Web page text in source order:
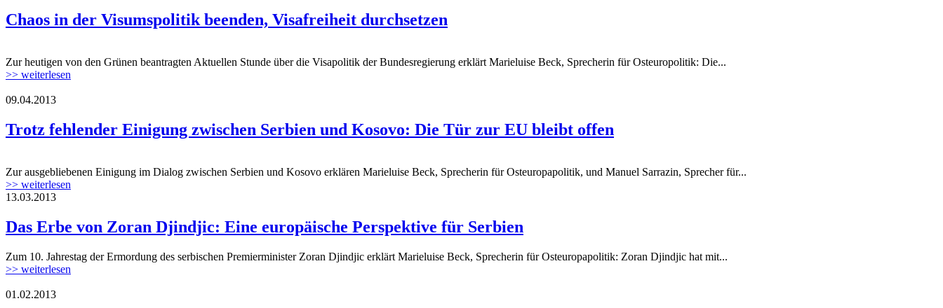
Chaos in der Visumspolitik beenden, Visafreiheit durchsetzen
Zur heutigen von den Grünen beantragten Aktuellen Stunde über die Visapolitik der Bundesregierung erklärt Marieluise Beck, Sprecherin für Osteuropolitik: Die...
>> weiterlesen
09.04.2013
Trotz fehlender Einigung zwischen Serbien und Kosovo: Die Tür zur EU bleibt offen
Zur ausgebliebenen Einigung im Dialog zwischen Serbien und Kosovo erklären Marieluise Beck, Sprecherin für Osteuropapolitik, und Manuel Sarrazin, Sprecher für...
>> weiterlesen
13.03.2013
Das Erbe von Zoran Djindjic: Eine europäische Perspektive für Serbien
Zum 10. Jahrestag der Ermordung des serbischen Premierminister Zoran Djindjic erklärt Marieluise Beck, Sprecherin für Osteuropapolitik: Zoran Djindjic hat mit...
>> weiterlesen
01.02.2013